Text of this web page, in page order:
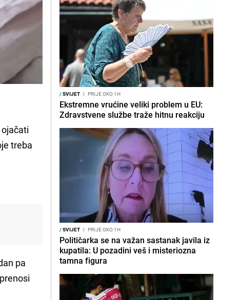
treba
pa
/SVIJET I PRIJE OKO 1H
Ekstremne vrućine veliki problem u EU:
Zdravstvene službe traže hitnu reakciju
/SVIJET I PRIJE OKO 1H
Političarka se na važan sastanak javila iz
kupatila: U pozadini veš i misteriozna
tamna figura